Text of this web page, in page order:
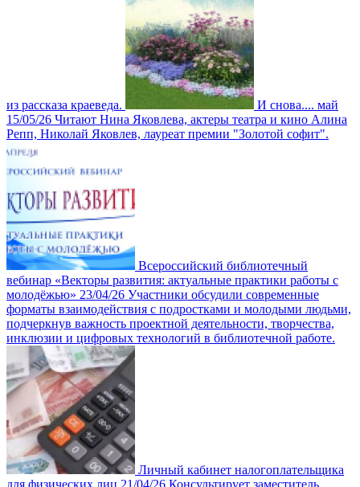
из рассказа краеведа.
И снова.... май
15/05/26 Читают Нина Яковлева, актеры театра и кино Алина
Репп, Николай Яковлев, лауреат премии "Золотой софит".
Всероссийский библиотечный
вебинар «Векторы развития: актуальные практики работы с
молодёжью» 23/04/26 Участники обсудили современные
форматы взаимодействия с подростками и молодыми людьми,
подчеркнув важность проектной деятельности, творчества,
инклюзии и цифровых технологий в библиотечной работе.
Личный кабинет налогоплательщика